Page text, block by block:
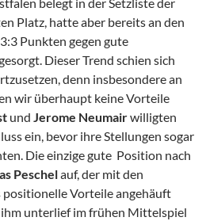
Platz, hatte aber bereits an den
Punkten gegen gute
Dieser Trend schien sich
denn insbesondere an
wir überhaupt keine Vorteile
und Jerome Neumairwilligten
ein, bevor ihre Stellungen sogar
Die einzige gute Position nach
Peschelauf, der mit den
positionelle Vorteile angehäuft
unterlief im frühen Mittelspiel